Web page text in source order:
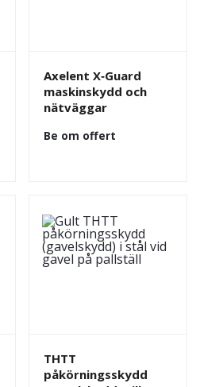
Axelent X‑Guard
maskinskydd och
nätväggar
Be om offert
THTT
påkörningsskydd